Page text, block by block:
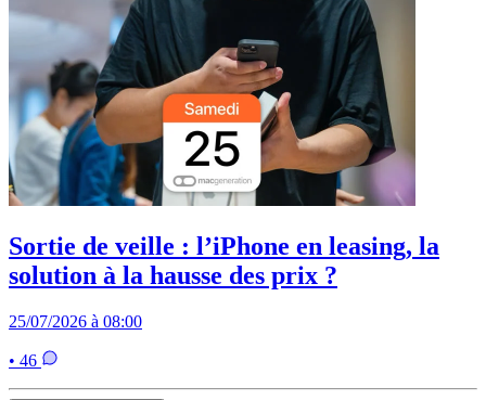
Sortie de veille : l’iPhone en leasing, la
solution à la hausse des prix ?
25/07/2026 à 08:00
• 46